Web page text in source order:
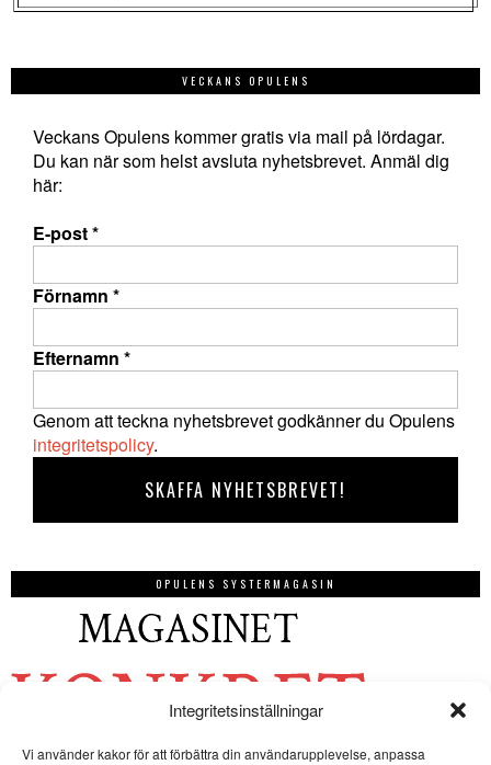
Integritetsinställningar
Vi använder kakor för att förbättra din användarupplevelse, anpassa
VECKANS OPULENS
Veckans Opulens kommer gratis via mail på lördagar.
Du kan när som helst avsluta nyhetsbrevet. Anmäl dig
här:
E-post*
Förnamn *
Efternamn *
Genom att teckna nyhetsbrevet godkänner du Opulens
integritetspolicy.
OPULENS SYSTERMAGASIN